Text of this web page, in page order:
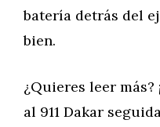
batería detrás del
bien.
¿Quieres leer más?
al 911 Dakar